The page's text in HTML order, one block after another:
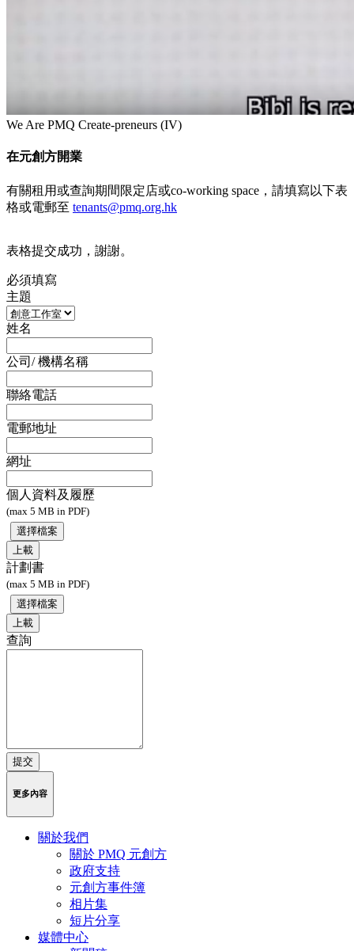
We Are PMQ Create-preneurs (IV)
在元創方開業
有關租用或查詢期間限定店或co-working space，請填寫以下表
格或電郵至 tenants@pmq.org.hk
表格提交成功，謝謝。
必須填寫
主題
姓名
公司/ 機構名稱
聯絡電話
電郵地址
網址
個人資料及履歷
(max 5 MB in PDF)
上載
計劃書
(max 5 MB in PDF)
上載
查詢
提交
更多內容
關於我們
關於 PMQ 元創方
政府支持
元創方事件簿
相片集
短片分享
媒體中心